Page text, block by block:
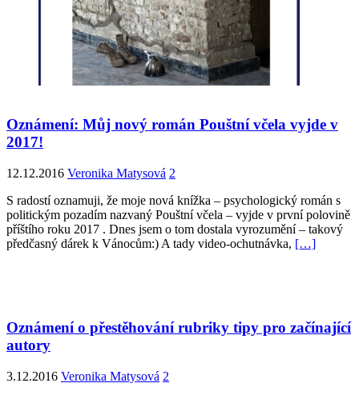
Oznámení: Můj nový román Pouštní včela vyjde v
2017!
12.12.2016 Veronika Matysová 2
S radostí oznamuji, že moje nová knížka – psychologický román s
politickým pozadím nazvaný Pouštní včela – vyjde v první polovině
příštího roku 2017 . Dnes jsem o tom dostala vyrozumění – takový
předčasný dárek k Vánocům:) A tady video-ochutnávka, […]
Oznámení o přestěhování rubriky tipy pro začínající
autory
3.12.2016 Veronika Matysová 2